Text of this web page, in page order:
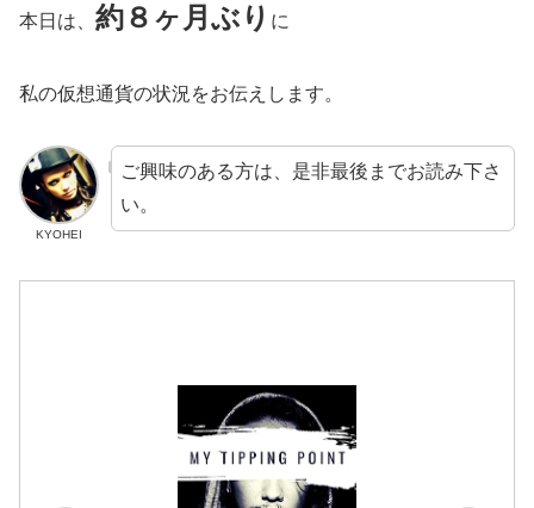
本日は、 約８ヶ月ぶり に
私の仮想通貨の状況をお伝えします。
KYOHEI
ご興味のある方は、是非最後までお読み下さ
い。